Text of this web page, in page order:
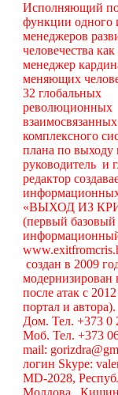
Исполняющий
функции одного
менеджеров
человечества
менеджер
меняющих
32 глобальных
революционных
комплексного
плана по выходу
руководитель и
редактор
«ВЫХОД ИЗ
(первый базовый
создан в 2009
модернизирован
после атак с
портал и автора).
Дом. Тел. +373 0
Моб. Тел. +373
mail:
логин Skype:
MD-2028,
Молдова,